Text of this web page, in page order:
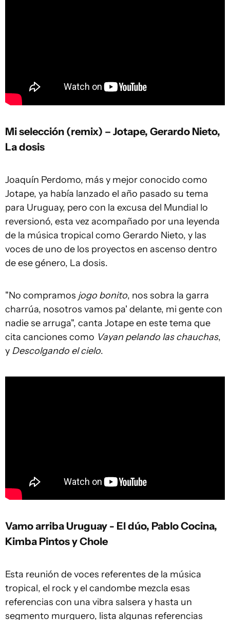
Mi selección (remix) – Jotape, Gerardo Nieto,
La dosis
Joaquín Perdomo, más y mejor conocido como
Jotape, ya había lanzado el año pasado su tema
para Uruguay, pero con la excusa del Mundial lo
reversionó, esta vez acompañado por una leyenda
de la música tropical como Gerardo Nieto, y las
voces de uno de los proyectos en ascenso dentro
de ese género, La dosis.
"No compramos jogo bonito, nos sobra la garra
charrúa, nosotros vamos pa' delante, mi gente con
nadie se arruga", canta Jotape en este tema que
cita canciones como Vayan pelando las chauchas,
y Descolgando el cielo.
Vamo arriba Uruguay - El dúo, Pablo Cocina,
Kimba Pintos y Chole
Esta reunión de voces referentes de la música
tropical, el rock y el candombe mezcla esas
referencias con una vibra salsera y hasta un
segmento murguero, lista algunas referencias